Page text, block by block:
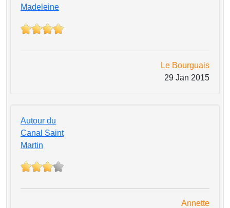
Madeleine
Le Bourguais
29 Jan 2015
Autour du
Canal Saint
Martin
Annette